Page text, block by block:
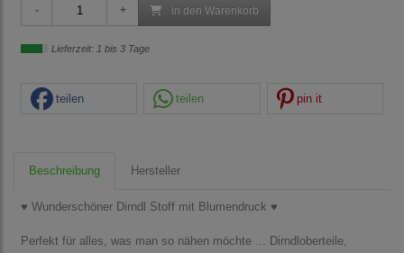
in den Warenkorb
Lieferzeit: 1 bis 3 Tage
teilen teilen pin it
Beschreibung Hersteller
♥ Wunderschöner Dirndl Stoff mit Blumendruck ♥
Perfekt für alles, was man so nähen möchte ... Dirndloberteile,